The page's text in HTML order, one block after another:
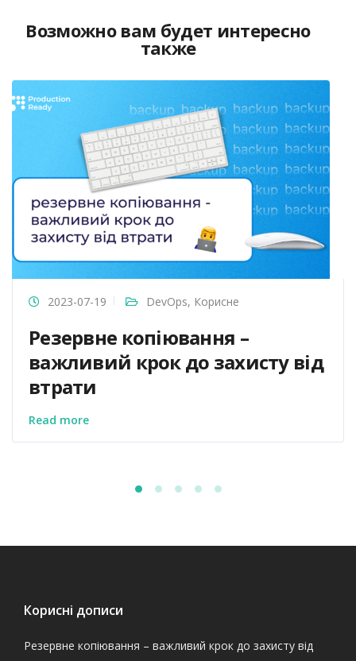
Возможно вам будет интересно
также
2023-07-19 DevOps, Корисне
Резервне копіювання –
важливий крок до захисту від
втрати
Read more
Корисні дописи
Резервне копіювання – важливий крок до захисту від